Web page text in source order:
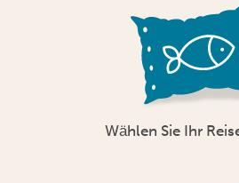
Wählen Sie Ihr